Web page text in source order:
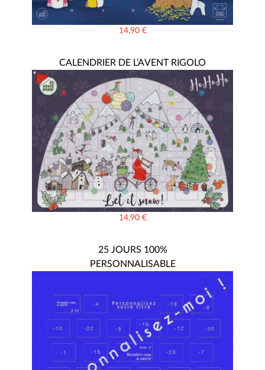
14,90 €
CALENDRIER DE L’AVENT RIGOLO
14,90 €
25 JOURS 100%
PERSONNALISABLE